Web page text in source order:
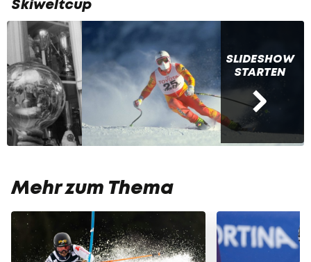
Skiweltcup
SLIDESHOW
STARTEN
Mehr zum Thema